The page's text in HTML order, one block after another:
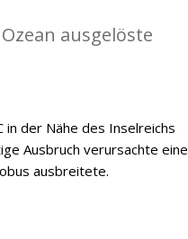
ausgelöste
in der Nähe des Inselreichs
Ausbruch verursachte eine
ausbreitete.